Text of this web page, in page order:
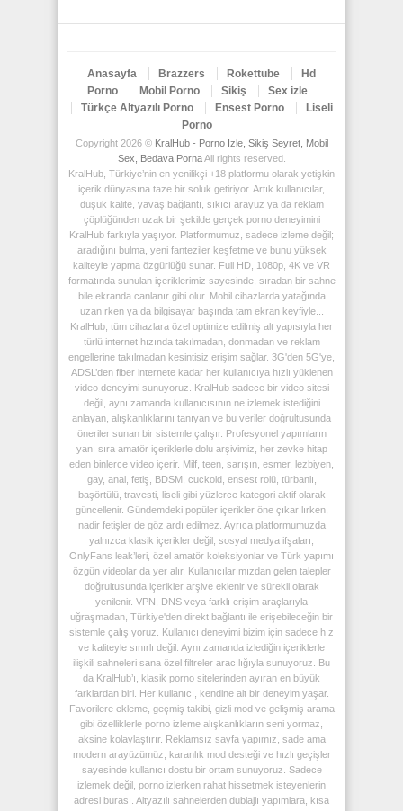
Anasayfa Brazzers Rokettube
Hd
Porno
Mobil Porno Sikiş
Sex izle
Türkçe Altyazılı Porno
Ensest Porno
Liseli
Porno
Copyright 2026 © KralHub - Porno İzle, Sikiş Seyret, Mobil
Sex, Bedava PornaAll rights reserved.
KralHub, Türkiye’nin en yenilikçi +18 platformu olarak yetişkin
içerik dünyasına taze bir soluk getiriyor. Artık kullanıcılar,
düşük kalite, yavaş bağlantı, sıkıcı arayüz ya da reklam
çöplüğünden uzak bir şekilde gerçek porno deneyimini
KralHub farkıyla yaşıyor. Platformumuz, sadece izleme değil;
aradığını bulma, yeni fanteziler keşfetme ve bunu yüksek
kaliteyle yapma özgürlüğü sunar. Full HD, 1080p, 4K ve VR
formatında sunulan içeriklerimiz sayesinde, sıradan bir sahne
bile ekranda canlanır gibi olur. Mobil cihazlarda yatağında
uzanırken ya da bilgisayar başında tam ekran keyfiyle...
KralHub, tüm cihazlara özel optimize edilmiş alt yapısıyla her
türlü internet hızında takılmadan, donmadan ve reklam
engellerine takılmadan kesintisiz erişim sağlar. 3G'den 5G'ye,
ADSL’den fiber internete kadar her kullanıcıya hızlı yüklenen
video deneyimi sunuyoruz. KralHub sadece bir video sitesi
değil, aynı zamanda kullanıcısının ne izlemek istediğini
anlayan, alışkanlıklarını tanıyan ve bu veriler doğrultusunda
öneriler sunan bir sistemle çalışır. Profesyonel yapımların
yanı sıra amatör içeriklerle dolu arşivimiz, her zevke hitap
eden binlerce video içerir. Milf, teen, sarışın, esmer, lezbiyen,
gay, anal, fetiş, BDSM, cuckold, ensest rolü, türbanlı,
başörtülü, travesti, liseli gibi yüzlerce kategori aktif olarak
güncellenir. Gündemdeki popüler içerikler öne çıkarılırken,
nadir fetişler de göz ardı edilmez. Ayrıca platformumuzda
yalnızca klasik içerikler değil, sosyal medya ifşaları,
OnlyFans leak’leri, özel amatör koleksiyonlar ve Türk yapımı
özgün videolar da yer alır. Kullanıcılarımızdan gelen talepler
doğrultusunda içerikler arşive eklenir ve sürekli olarak
yenilenir. VPN, DNS veya farklı erişim araçlarıyla
uğraşmadan, Türkiye'den direkt bağlantı ile erişebileceğin bir
sistemle çalışıyoruz. Kullanıcı deneyimi bizim için sadece hız
ve kaliteyle sınırlı değil. Aynı zamanda izlediğin içeriklerle
ilişkili sahneleri sana özel filtreler aracılığıyla sunuyoruz. Bu
da KralHub’ı, klasik porno sitelerinden ayıran en büyük
farklardan biri. Her kullanıcı, kendine ait bir deneyim yaşar.
Favorilere ekleme, geçmiş takibi, gizli mod ve gelişmiş arama
gibi özelliklerle porno izleme alışkanlıkların seni yormaz,
aksine kolaylaştırır. Reklamsız sayfa yapımız, sade ama
modern arayüzümüz, karanlık mod desteği ve hızlı geçişler
sayesinde kullanıcı dostu bir ortam sunuyoruz. Sadece
izlemek değil, porno izlerken rahat hissetmek isteyenlerin
adresi burası. Altyazılı sahnelerden dublajlı yapımlara, kısa